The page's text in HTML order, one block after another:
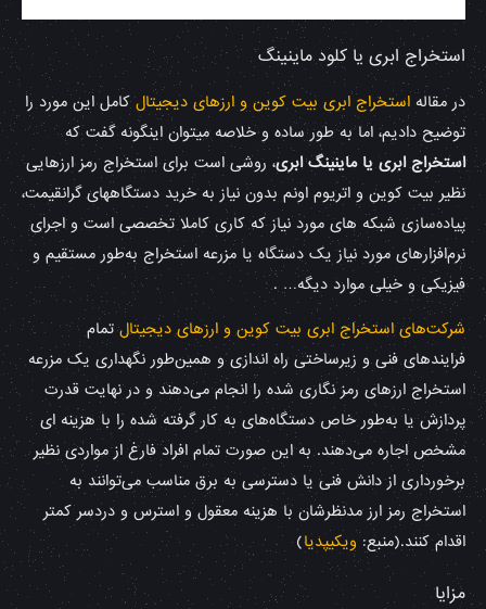
استخراج ابری یا کلود ماینینگ
در مقالهاستخراج ابری بیت کوین و ارزهای دیجیتالکامل این مورد را
توضیح دادیم، اما به طور ساده و خلاصه میتوان اینگونه گفت که
استخراج ابری یا ماینینگ ابری، روشی است برای استخراج رمز ارز‌هایی
نظیر بیت کوین و اتریوم اونم بدون نیاز به خرید دستگاههای گرانقیمت،
پیاده‌سازی شبکه های مورد نیاز که کاری کاملا تخصصی است و اجرای
نرم‌افزارهای مورد نیاز یک دستگاه یا مزرعه استخراج به‌طور مستقیم و
فیزیکی و خیلی موارد دیگه… .
شرکت‌های استخراج ابری بیت کوین و ارزهای دیجیتالتمام
فرایندهای فنی و زیرساختی راه اندازی و همین‌طور نگهداری یک مزرعه
استخراج ارزهای رمز نگاری شده را انجام می‌دهند و در نهایت قدرت
پردازش یا به‌طور خاص دستگاه‌های به کار گرفته شده را با هزینه ای
مشخص اجاره می‌دهند. به این صورت تمام افراد فارغ از مواردی نظیر
برخورداری از دانش فنی یا دسترسی به برق مناسب می‌توانند به
استخراج رمز ارز مدنظرشان با هزینه معقول و استرس و دردسر کمتر
اقدام کنند.(منبع: ویکیپدیا)
مزایا